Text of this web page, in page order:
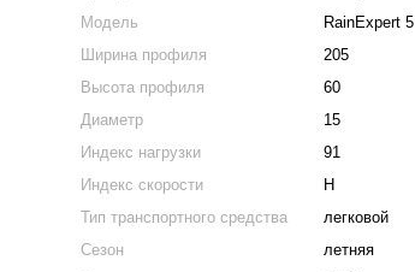
Модель
RainExpert 5
Ширина профиля
205
Высота профиля
60
Диаметр
15
Индекс нагрузки
91
Индекс скорости
H
Тип транспортного средства
легковой
Сезон
летняя